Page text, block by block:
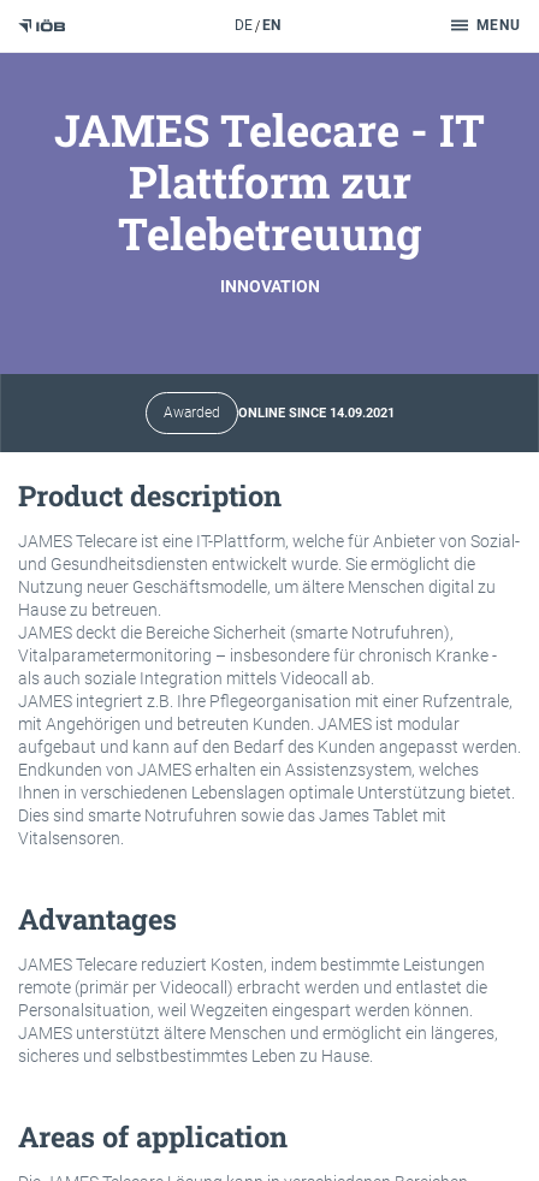
DE EN MENU
JAMES Telecare - IT
Plattform zur
Telebetreuung
INNOVATION
Awarded ONLINE SINCE 14.09.2021
Product description
JAMES Telecare ist eine IT-Plattform, welche für Anbieter von Sozial-
und Gesundheitsdiensten entwickelt wurde. Sie ermöglicht die
Nutzung neuer Geschäftsmodelle, um ältere Menschen digital zu
Hause zu betreuen.
JAMES deckt die Bereiche Sicherheit (smarte Notrufuhren),
Vitalparametermonitoring – insbesondere für chronisch Kranke -
als auch soziale Integration mittels Videocall ab.
JAMES integriert z.B. Ihre Pflegeorganisation mit einer Rufzentrale,
mit Angehörigen und betreuten Kunden. JAMES ist modular
aufgebaut und kann auf den Bedarf des Kunden angepasst werden.
Endkunden von JAMES erhalten ein Assistenzsystem, welches
Ihnen in verschiedenen Lebenslagen optimale Unterstützung bietet.
Dies sind smarte Notrufuhren sowie das James Tablet mit
Vitalsensoren.
Advantages
JAMES Telecare reduziert Kosten, indem bestimmte Leistungen
remote (primär per Videocall) erbracht werden und entlastet die
Personalsituation, weil Wegzeiten eingespart werden können.
JAMES unterstützt ältere Menschen und ermöglicht ein längeres,
sicheres und selbstbestimmtes Leben zu Hause.
Areas of application